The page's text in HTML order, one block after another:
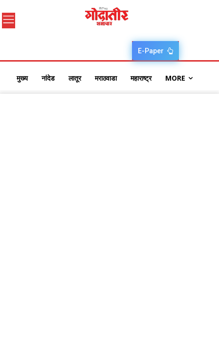
E-Paper
मुख्य नांदेड लातूर मराठवाडा महाराष्ट्र MORE